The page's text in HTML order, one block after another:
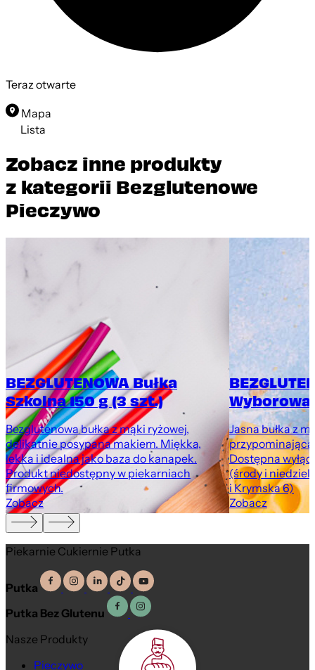
Teraz otwarte
Mapa
Lista
Zobacz inne produkty
z kategorii Bezglutenowe
Pieczywo
BEZGLUTENOWA Bułka
Szkolna 150 g (3 szt.)
Bezglutenowa bułka z mąki ryżowej,
delikatnie posypana makiem. Miękka,
lekka i idealna jako baza do kanapek.
Produkt niedostępny w piekarniach
firmowych.
Zobacz
Wyborowa
Jasna bułka z
przypominająca
Dostępna
(środy i
i Krymska 6)
Zobacz
Piekarnie Cukiernie Putka
Putka
Putka Bez Glutenu
Nasze Produkty
Pieczywo